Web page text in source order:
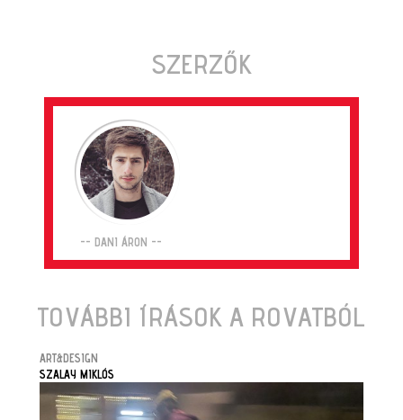
SZERZŐK
-- DANI ÁRON --
TOVÁBBI ÍRÁSOK A ROVATBÓL
ART&DESIGN
SZALAY MIKLÓS